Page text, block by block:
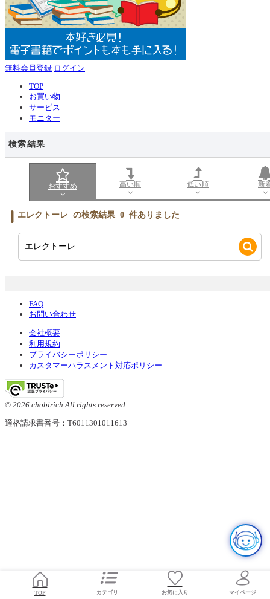
無料会員登録 ログイン
TOP
お買い物
サービス
モニター
検索結果
おすすめ 高い順 低い順 新
エレクトーレ の検索結果 0 件ありました
FAQ
お問い合わせ
会社概要
利用規約
プライバシーポリシー
カスタマーハラスメント対応ポリシー
© 2026 chobirich All rights reserved.
適格請求書番号：T6011301011613
TOP お気に入り